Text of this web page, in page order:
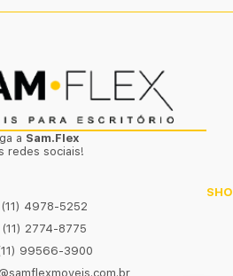
a Sam.Flex
redes sociais!
(11) 4978-5252
(11) 2774-8775
99566-3900